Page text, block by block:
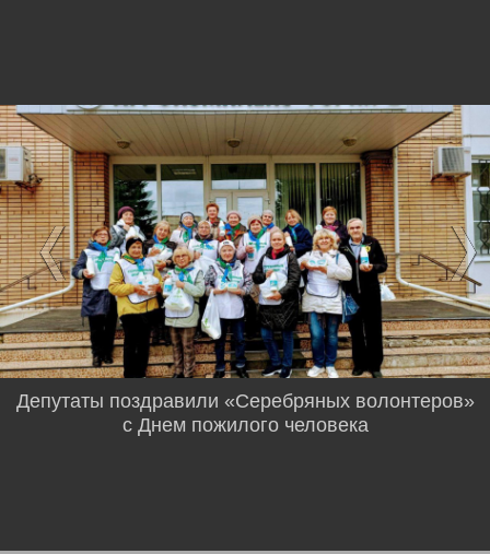
Депутаты поздравили «Серебряных волонтеров»
с Днем пожилого человека